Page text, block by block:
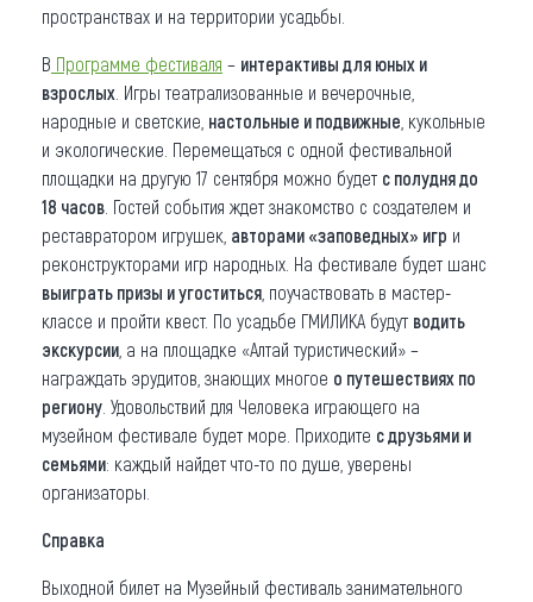
пространствах и на территории усадьбы.
В Программе фестиваля – интерактивы для юных и
взрослых . Игры театрализованные и вечерочные,
народные и светские, настольные и подвижные , кукольные
и экологические. Перемещаться с одной фестивальной
площадки на другую 17 сентября можно будет с полудня до
18 часов . Гостей события ждет знакомство с создателем и
реставратором игрушек, авторами «заповедных» игр и
реконструкторами игр народных. На фестивале будет шанс
выиграть призы и угоститься , поучаствовать в мастер-
классе и пройти квест. По усадьбе ГМИЛИКА будут водить
экскурсии , а на площадке «Алтай туристический» –
награждать эрудитов, знающих многое о путешествиях по
региону . Удовольствий для Человека играющего на
музейном фестивале будет море. Приходите с друзьями и
семьями: каждый найдет что-то по душе, уверены
организаторы.
Справка
Выходной билет на Музейный фестиваль занимательного